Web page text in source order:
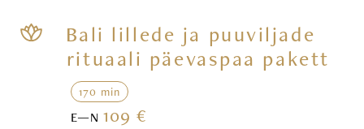
Bali lillede ja puuviljade
rituaali päevaspaa pakett
170 min
E—N109 €